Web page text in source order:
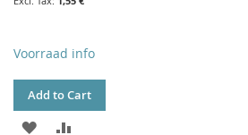
Voorraad info
Add to Cart
ADD